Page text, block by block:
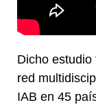
Dicho
red
IAB en 45